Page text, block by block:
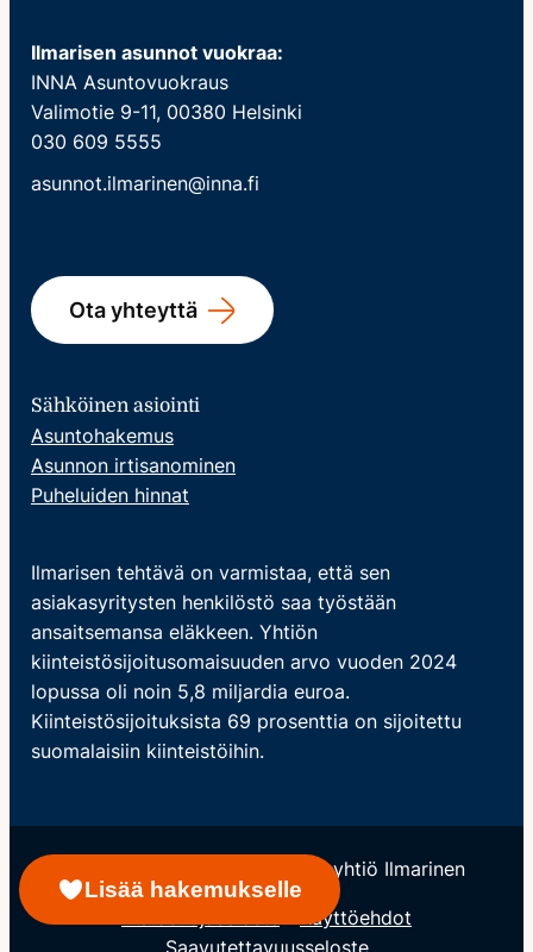
Lisää hakemukselle
Ilmarisen asunnot vuokraa:
INNA Asuntovuokraus
Valimotie 9-11, 00380 Helsinki
030 609 5555
asunnot.ilmarinen@inna.fi
Ota yhteyttä
Sähköinen asiointi
Asuntohakemus
Asunnon irtisanominen
Puheluiden hinnat
Ilmarisen tehtävä on varmistaa, että sen
asiakasyritysten henkilöstö saa työstään
ansaitsemansa eläkkeen. Yhtiön
kiinteistösijoitusomaisuuden arvo vuoden 2024
lopussa oli noin 5,8 miljardia euroa.
Kiinteistösijoituksista 69 prosenttia on sijoitettu
suomalaisiin kiinteistöihin.
© Keskinäinen Eläkevakuutusyhtiö Ilmarinen
Käyttöehdot